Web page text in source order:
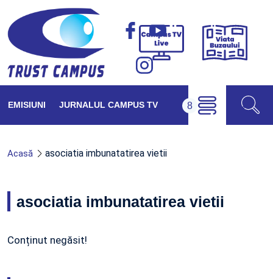
Campus
Viața
EMISIUNI JURNALUL CAMPUS TV
Acasă asociatia imbunatatirea vietii
asociatia imbunatatirea vietii
Conținut negăsit!